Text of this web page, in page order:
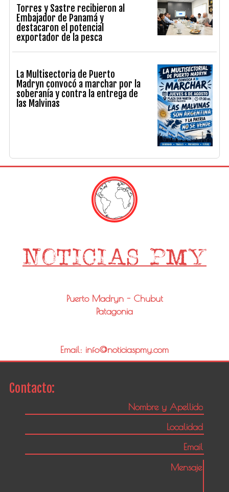
Torres y Sastre recibieron al
Embajador de Panamá y
destacaron el potencial
exportador de la pesca
La Multisectoria de Puerto
Madryn convocó a marchar por la
soberanía y contra la entrega de
las Malvinas
Puerto Madryn - Chubut
Patagonia
Email: info@noticiaspmy.com
Contacto: